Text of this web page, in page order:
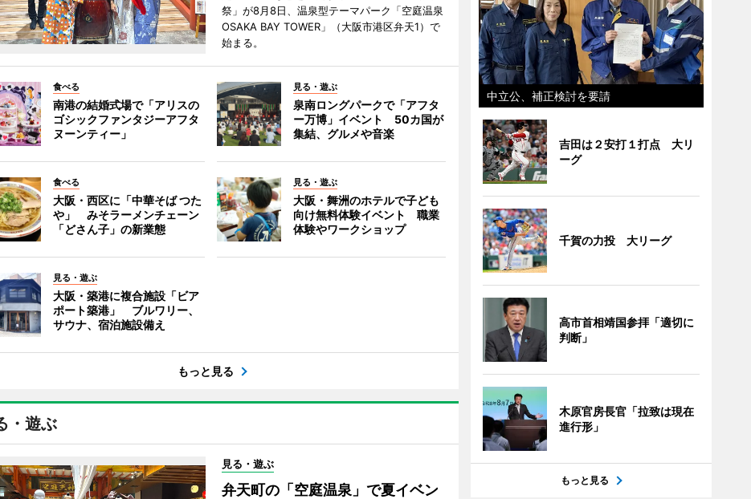
祭」が8月8日、温泉型テーマパーク「空庭温泉
OSAKA BAY TOWER」（大阪市港区弁天1）で
始まる。
食べる
南港の結婚式場で「アリスの
ゴシックファンタジーアフタ
ヌーンティー」
見る・遊ぶ
泉南ロングパークで「アフタ
ー万博」イベント 50カ国が
集結、グルメや音楽
食べる
大阪・西区に「中華そば つた
や」 みそラーメンチェーン
「どさん子」の新業態
見る・遊ぶ
大阪・舞洲のホテルで子ども
向け無料体験イベント 職業
体験やワークショップ
見る・遊ぶ
大阪・築港に複合施設「ビア
ポート築港」 ブルワリー、
サウナ、宿泊施設備え
もっと見る
・遊ぶ
見る・遊ぶ
弁天町の「空庭温泉」で夏イベン
中立公、補正検討を要請
吉田は２安打１打点 大リ
ーグ
千賀の力投 大リーグ
高市首相靖国参拝「適切に
判断」
木原官房長官「拉致は現在
進行形」
もっと見る